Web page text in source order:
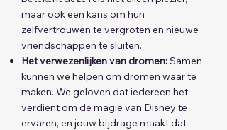
maar ook een kans om hun
zelfvertrouwen te vergroten en nieuwe
vriendschappen te sluiten.
Het verwezenlijken van dromen:Samen
kunnen we helpen om dromen waar te
maken. We geloven dat iedereen het
verdient om de magie van Disney te
ervaren, en jouw bijdrage maakt dat